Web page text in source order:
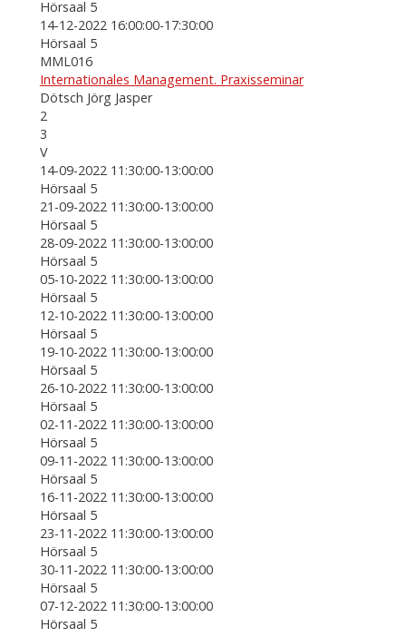
Hörsaal 5
14-12-2022 16:00:00-17:30:00
Hörsaal 5
MML016
Internationales Management. Praxisseminar
Dötsch Jörg Jasper
2
3
V
14-09-2022 11:30:00-13:00:00
Hörsaal 5
21-09-2022 11:30:00-13:00:00
Hörsaal 5
28-09-2022 11:30:00-13:00:00
Hörsaal 5
05-10-2022 11:30:00-13:00:00
Hörsaal 5
12-10-2022 11:30:00-13:00:00
Hörsaal 5
19-10-2022 11:30:00-13:00:00
Hörsaal 5
26-10-2022 11:30:00-13:00:00
Hörsaal 5
02-11-2022 11:30:00-13:00:00
Hörsaal 5
09-11-2022 11:30:00-13:00:00
Hörsaal 5
16-11-2022 11:30:00-13:00:00
Hörsaal 5
23-11-2022 11:30:00-13:00:00
Hörsaal 5
30-11-2022 11:30:00-13:00:00
Hörsaal 5
07-12-2022 11:30:00-13:00:00
Hörsaal 5